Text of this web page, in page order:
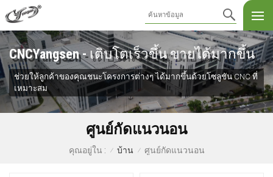
CNCYangsen - เติบโตเร็วขึ้น ขายได้มากขึ้น
ช่วยให้ลูกค้าของคุณชนะโครงการต่างๆ ได้มากขึ้นด้วยโซลูชัน CNC ที่
เหมาะสม
ศูนย์กัดแนวนอน
คุณอยู่ใน : / บ้าน / ศูนย์กัดแนวนอน